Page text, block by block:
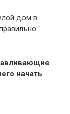
дом в
начать